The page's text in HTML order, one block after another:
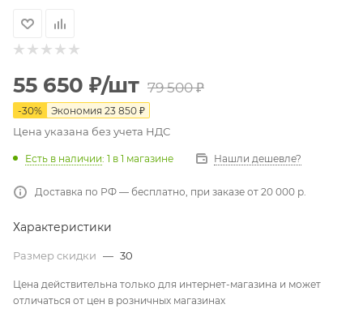
55 650 ₽/шт 79 500₽
-30% Экономия 23 850 ₽
Цена указана без учета НДС
Есть в наличии: 1 в 1 магазине Нашли дешевле?
Доставка по РФ — бесплатно, при заказе от 20 000 р.
Характеристики
Размер скидки — 30
Цена действительна только для интернет-магазина и может
отличаться от цен в розничных магазинах